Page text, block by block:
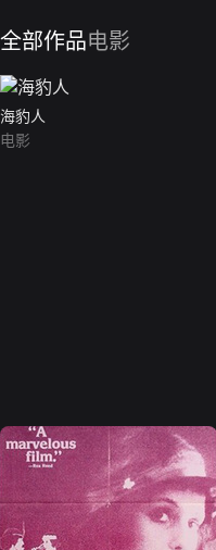
全部作品电影
海豹人
电影